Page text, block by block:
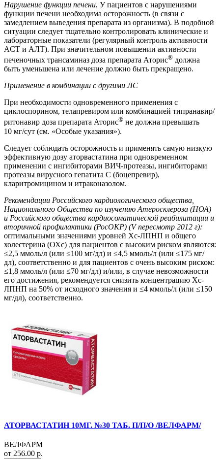
Нарушение функции печени. У пациентов с нарушениями
функции печени необходима осторожность (в связи с
замедлением выведения препарата из организма). В подобной
ситуации следует тщательно контролировать клинические и
лабораторные показатели (регулярный контроль активности
ACT и АЛТ). При значительном повышении активности
печеночных трансаминаз доза препарата Аторис® должна
быть уменьшена или лечение должно быть прекращено.
Применение в комбинации с другими ЛС
При необходимости одновременного применения с
циклоспорином, телапревиром или комбинацией типранавир/
ритонавир доза препарата Аторис® не должна превышать
10 мг/сут (см. «Особые указания»).
Следует соблюдать осторожность и применять самую низкую
эффективную дозу аторвастатина при одновременном
применении с ингибиторами ВИЧ-протеазы, ингибиторами
протеазы вирусного гепатита С (боцепревир),
кларитромицином и итраконазолом.
Рекомендации Российского кардиологического общества,
Национального Общества по изучению Атеросклероза (НОА)
и Российского общества кардиосоматической реабилитации и
вторичной профилактики (РосОКР) (V пересмотр 2012 г):
оптимальными значениями уровней Хс-ЛПНП и общего
холестерина (ОХс) для пациентов с высоким риском являются:
≤2,5 ммоль/л (или ≤100 мг/дл) и ≤4,5 ммоль/л (или ≤175 мг/
дл), соответственно и для пациентов с очень высоким риском:
≤1,8 ммоль/л (или ≤70 мг/дл) и/или, в случае невозможности
его достижения, рекомендуется снизить концентрацию Хс-
ЛПНП на 50% от исходного значения и ≤4 ммоль/л (или ≤150
мг/дл), соответственно.
АТОРВАСТАТИН 10МГ. №30 ТАБ. П/П/О /ВЕЛФАРМ/
ВЕЛФАРМ
от 256.00 р.